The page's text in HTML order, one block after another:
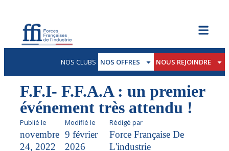
NOS CLUBS NOS OFFRES NOUS REJOINDRE
F.F.I- F.F.A.A : un premier
événement très attendu !
Publié le
novembre
24, 2022
Modifié le
9 février
2026
Rédigé par
Force Française De
L'industrie